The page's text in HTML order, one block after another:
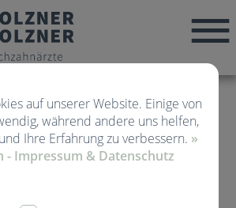
auf unserer Website. Einige von
während andere uns helfen,
Ihre Erfahrung zu verbessern. »
- Impressum & Datenschutz